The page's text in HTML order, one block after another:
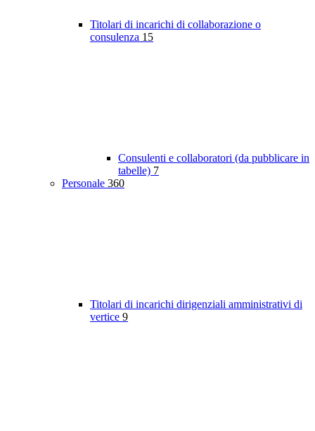
Titolari di incarichi di collaborazione o
consulenza 15
Consulenti e collaboratori (da pubblicare in
tabelle) 7
Personale 360
Titolari di incarichi dirigenziali amministrativi di
vertice 9